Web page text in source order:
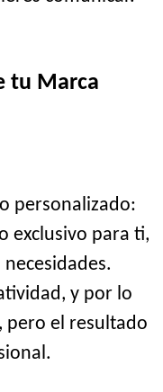
tu Marca
personalizado:
exclusivo para ti,
y por lo
pero el resultado